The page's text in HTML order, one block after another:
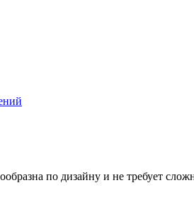
по дизайну и не требует